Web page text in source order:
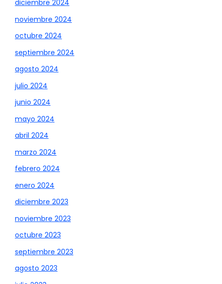
diciembre 2024
noviembre 2024
octubre 2024
septiembre 2024
agosto 2024
julio 2024
junio 2024
mayo 2024
abril 2024
marzo 2024
febrero 2024
enero 2024
diciembre 2023
noviembre 2023
octubre 2023
septiembre 2023
agosto 2023